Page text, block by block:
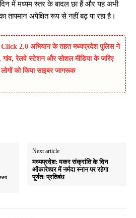
में मध्यम स्तर के बादल छा हैं और यह अभी
अपेक्षित रूप से नहीं बढ़ पा रहा है।
Click 2.0 अभियान के तहत मध्यप्रदेश पुलिस ने
रेलवे स्टेशन और सोशल मीडिया के जरिए
को किया साइबर जागरूक
Next article
मध्यप्रदेश: मकर संक्रांति के दिन
ओंकारेश्वर में नर्मदा स्नान पर रहेगा
पूर्णतः प्रतिबंध